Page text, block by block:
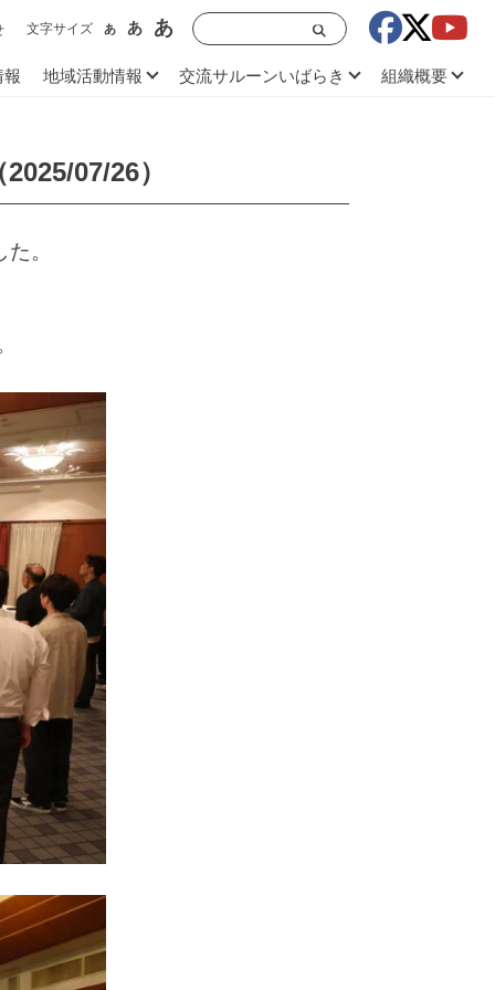
文字サイズ あ あ あ
報 地域活動情報 交流サルーンいばらき 組織概要
07/26）
。